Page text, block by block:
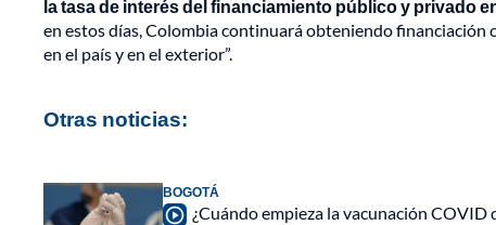
la tasa de interés del financiamiento público y privado
en estos días, Colombia continuará obteniendo financiación
en el país y en el exterior”.
Otras noticias:
BOGOTÁ
¿Cuándo empieza la vacunación COVID